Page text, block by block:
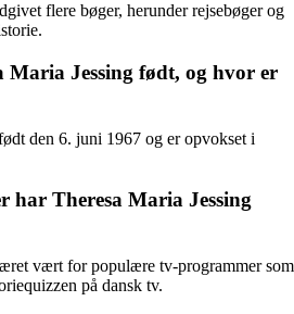
flere bøger, herunder rejsebøger og
Maria Jessing født, og hvor er
den 6. juni 1967 og er opvokset i
har Theresa Maria Jessing
vært for populære tv-programmer som
på dansk tv.